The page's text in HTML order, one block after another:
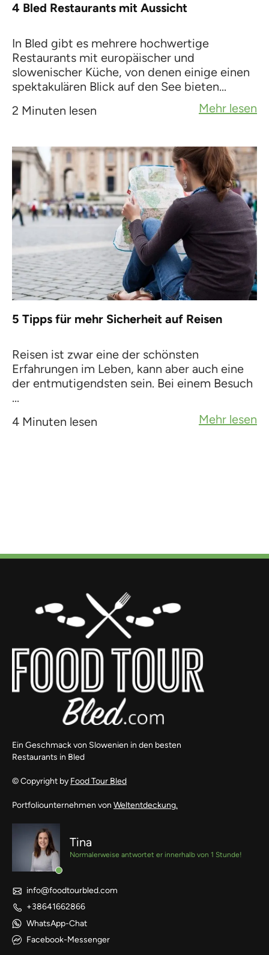
4 Bled Restaurants mit Aussicht
In Bled gibt es mehrere hochwertige
Restaurants mit europäischer und
slowenischer Küche, von denen einige einen
spektakulären Blick auf den See bieten...
2 Minuten lesen
Mehr lesen
5 Tipps für mehr Sicherheit auf Reisen
Reisen ist zwar eine der schönsten
Erfahrungen im Leben, kann aber auch eine
der entmutigendsten sein. Bei einem Besuch
...
4 Minuten lesen
Mehr lesen
Ein Geschmack von Slowenien in den besten
Restaurants in Bled
© Copyright by Food Tour Bled
Portfoliounternehmen von Weltentdeckung.
Tina
Normalerweise antwortet er innerhalb von 1 Stunde!
info@foodtourbled.com
+38641662866
WhatsApp-Chat
Facebook-Messenger